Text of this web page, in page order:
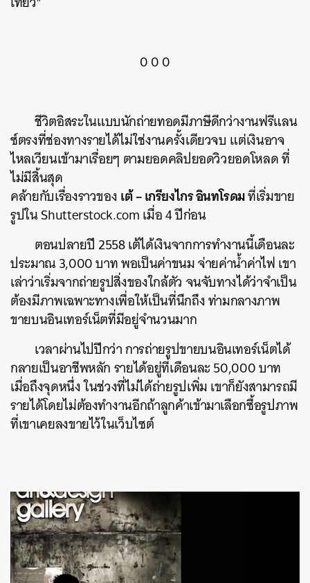
0 0 0
ชีวิตอิสระในแบบนักถ่ายทอดมีภาษีดีกว่างานฟรีแลน
ซ์ตรงที่ช่องทางรายได้ไม่ใช่งานครั้งเดียวจบ แต่เงินอาจ
ไหลเวียนเข้ามาเรื่อยๆ ตามยอดคลิปยอดวิวยอดโหลด ที่
ไม่มีสิ้นสุด
คล้ายกับเรื่องราวของเต้ – เกรียงไกร อินทโรดมที่เริ่มขาย
รูปใน Shutterstock.com เมื่อ 4 ปีก่อน
ตอนปลายปี 2558 เต้ได้เงินจากการทำงานนี้เดือนละ
ประมาณ 3,000 บาท พอเป็นค่าขนม จ่ายค่าน้ำค่าไฟ เขา
เล่าว่าเริ่มจากถ่ายรูปสิ่งของใกล้ตัว จนจับทางได้ว่าจำเป็น
ต้องมีภาพเฉพาะทางเพื่อให้เป็นที่นึกถึง ท่ามกลางภาพ
ขายบนอินเทอร์เน็ตที่มีอยู่จำนวนมาก
เวลาผ่านไปปีกว่า การถ่ายรูปขายบนอินเทอร์เน็ตได้
กลายเป็นอาชีพหลัก รายได้อยู่ที่เดือนละ 50,000 บาท
เมื่อถึงจุดหนึ่ง ในช่วงที่ไม่ได้ถ่ายรูปเพิ่ม เขาก็ยังสามารถมี
รายได้โดยไม่ต้องทำงานอีกถ้าลูกค้าเข้ามาเลือกซื้อรูปภาพ
ที่เขาเคยลงขายไว้ในเว็บไซต์